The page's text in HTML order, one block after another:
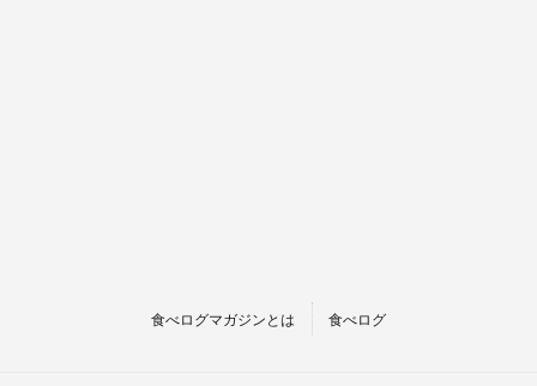
食べログマガジンとは 食べログ